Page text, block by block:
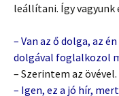
leállítani. Így vagyunk
– Van az ő dolga, az
dolgával foglalkozol
– Szerintem az övével.
– Igen, ez a jó hír,